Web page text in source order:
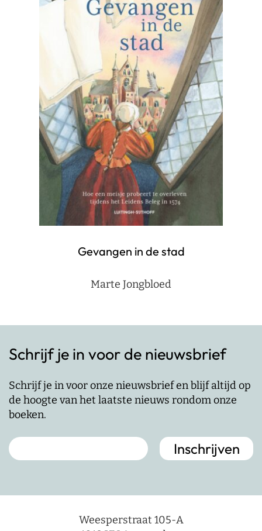
Gevangen in de stad
Marte Jongbloed
Schrijf je in voor de nieuwsbrief
Schrijf je in voor onze nieuwsbrief en blijf altijd op
de hoogte van het laatste nieuws rondom onze
boeken.
Weesperstraat 105-A